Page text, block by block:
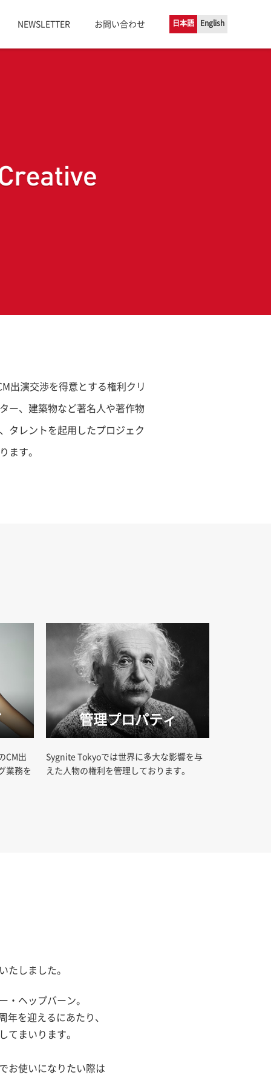
NEWSLETTER お問い合わせ 日本語 English
出演交渉を得意とする権利クリ
ー、建築物など著名人や著作物
タレントを起用したプロジェク
ます。
CM出
業務を
管理プロパティ
Sygnite Tokyoでは世界に多大な影響を与
えた人物の権利を管理しております。
たしました。
・ヘップバーン。
年を迎えるにあたり、
てまいります。
お使いになりたい際は